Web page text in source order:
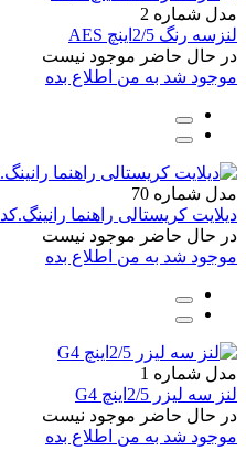
مدل شماره 2
لنزسه رنگ 2/5اینچ AES
در حال حاضر موجود نیست
موجود شد به من اطلاع بده
مدل شماره 70
دیلایت کریستالی راهنما رانینگ.کد 12
در حال حاضر موجود نیست
موجود شد به من اطلاع بده
مدل شماره 1
لنز سه لیزر 2/5اینچ G4
در حال حاضر موجود نیست
موجود شد به من اطلاع بده